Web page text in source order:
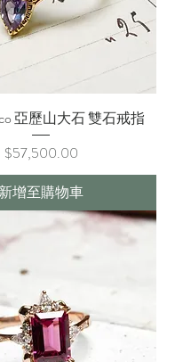
亞歷山大石 雙石戒指
價格
$57,500.00
增至購物車